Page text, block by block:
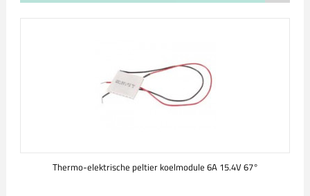
Thermo-elektrische peltier koelmodule 6A 15.4V 67°